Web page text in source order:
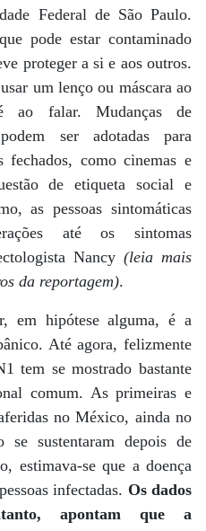
Federal de São Paulo.
pode estar contaminado
proteger a si e aos outros.
um lenço ou máscara ao
ao falar. Mudanças de
ser adotadas para
como cinemas e
de etiqueta social e
as pessoas sintomáticas
até os sintomas
Nancy (leia mais
da reportagem).
em hipótese alguma, é a
Até agora, felizmente
tem se mostrado bastante
comum. As primeiras e
no México, ainda no
se sustentaram depois de
estimava-se que a doença
infectadas. Os dados
apontam que a